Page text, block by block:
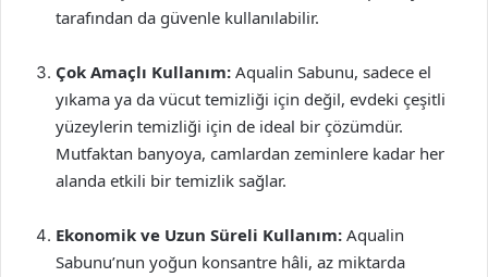
tarafından da güvenle kullanılabilir.
Çok Amaçlı Kullanım: Aqualin Sabunu, sadece el
yıkama ya da vücut temizliği için değil, evdeki çeşitli
yüzeylerin temizliği için de ideal bir çözümdür.
Mutfaktan banyoya, camlardan zeminlere kadar her
alanda etkili bir temizlik sağlar.
Ekonomik ve Uzun Süreli Kullanım: Aqualin
Sabunu’nun yoğun konsantre hâli, az miktarda